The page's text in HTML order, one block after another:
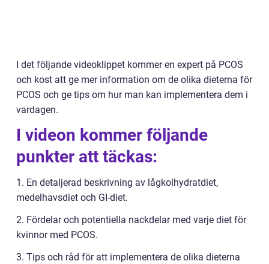
I det följande videoklippet kommer en expert på PCOS
och kost att ge mer information om de olika dieterna för
PCOS och ge tips om hur man kan implementera dem i
vardagen.
I videon kommer följande
punkter att täckas:
1. En detaljerad beskrivning av lågkolhydratdiet,
medelhavsdiet och GI-diet.
2. Fördelar och potentiella nackdelar med varje diet för
kvinnor med PCOS.
3. Tips och råd för att implementera de olika dieterna